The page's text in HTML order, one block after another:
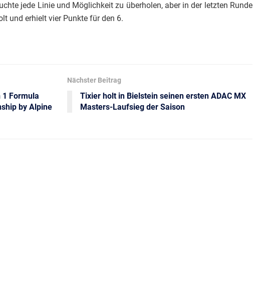
jede Linie und Möglichkeit zu überholen, aber in der letzten Runde
und erhielt vier Punkte für den 6.
1 Formula
by Alpine
Nächster Beitrag
Tixier holt in Bielstein seinen ersten ADAC MX
Masters-Laufsieg der Saison